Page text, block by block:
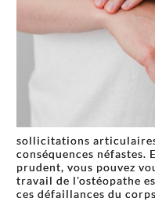
sollicitations
conséquences néfastes.
prudent, vous pouvez
travail de l'ostéopathe
ces défaillances du